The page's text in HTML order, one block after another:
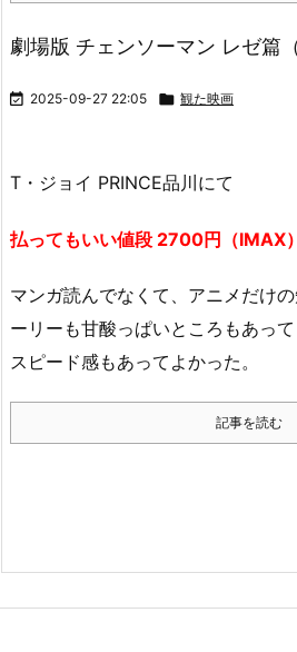
劇場版 チェンソーマン レゼ篇
 2025-09-27 22:05  観た映画
T・ジョイ PRINCE品川にて
払ってもいい値段 2700円（IMAX）
マンガ読んでなくて、アニメだけ
ーリーも甘酸っぱいところもあって
スピード感もあってよかった。
記事を読む